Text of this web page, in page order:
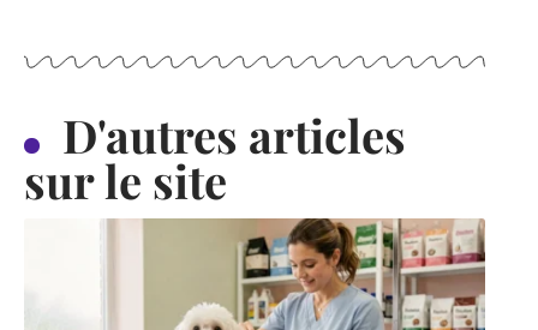
D'autres articles
sur le site